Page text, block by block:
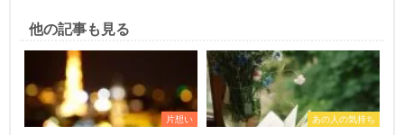
他の記事も見る
片想い あの人の気持ち